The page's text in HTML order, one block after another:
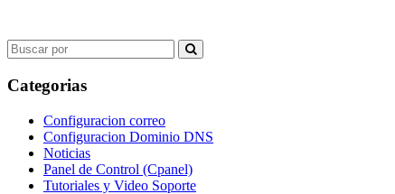
Search
for:
Categorias
Configuracion correo
Configuracion Dominio DNS
Noticias
Panel de Control (Cpanel)
Tutoriales y Video Soporte